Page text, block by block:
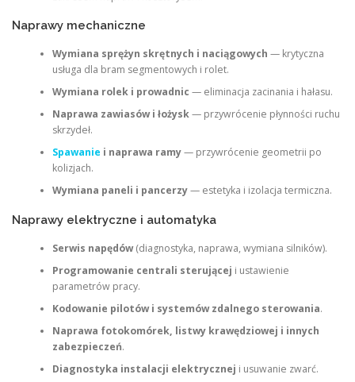
Naprawy mechaniczne
Wymiana sprężyn skrętnych i naciągowych — krytyczna
usługa dla bram segmentowych i rolet.
Wymiana rolek i prowadnic — eliminacja zacinania i hałasu.
Naprawa zawiasów i łożysk— przywrócenie płynności ruchu
skrzydeł.
Spawanie i naprawa ramy— przywrócenie geometrii po
kolizjach.
Wymiana paneli i pancerzy— estetyka i izolacja termiczna.
Naprawy elektryczne i automatyka
Serwis napędów(diagnostyka, naprawa, wymiana silników).
Programowanie centrali sterującej i ustawienie
parametrów pracy.
Kodowanie pilotów i systemów zdalnego sterowania.
Naprawa fotokomórek, listwy krawędziowej i innych
zabezpieczeń.
Diagnostyka instalacji elektrycznej i usuwanie zwarć.